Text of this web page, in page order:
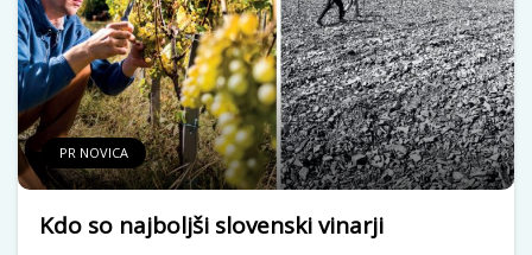
PR NOVICA
Kdo so najboljši slovenski vinarji